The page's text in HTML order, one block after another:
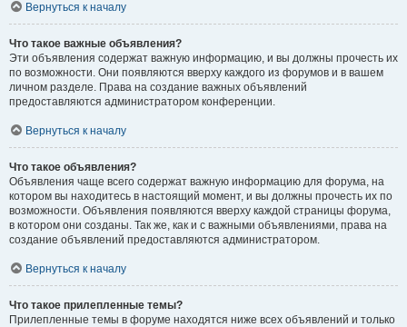
Вернуться к началу
Что такое важные объявления?
Эти объявления содержат важную информацию, и вы должны прочесть их
по возможности. Они появляются вверху каждого из форумов и в вашем
личном разделе. Права на создание важных объявлений
предоставляются администратором конференции.
Вернуться к началу
Что такое объявления?
Объявления чаще всего содержат важную информацию для форума, на
котором вы находитесь в настоящий момент, и вы должны прочесть их по
возможности. Объявления появляются вверху каждой страницы форума,
в котором они созданы. Так же, как и с важными объявлениями, права на
создание объявлений предоставляются администратором.
Вернуться к началу
Что такое прилепленные темы?
Прилепленные темы в форуме находятся ниже всех объявлений и только